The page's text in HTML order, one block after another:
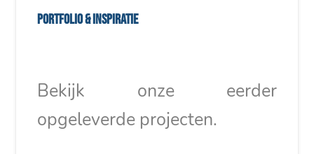
Portfolio & inspiratie
Bekijk onze eerder
opgeleverde projecten.